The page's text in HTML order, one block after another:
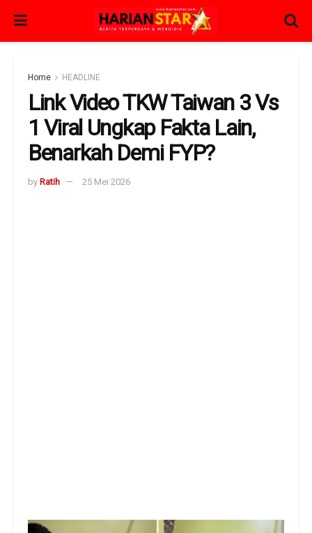
Home HEADLINE
Link Video TKW Taiwan 3 Vs
1 Viral Ungkap Fakta Lain,
Benarkah Demi FYP?
by Ratih 25 Mei 2026